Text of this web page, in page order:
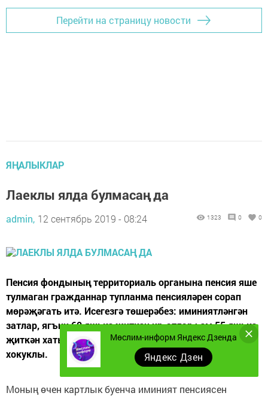
Перейти на страницу новости
ЯҢАЛЫКЛАР
Лаеклы ялда булмасаң да
admin, 12 сентябрь 2019 - 08:24 1323 0 0
Пенсия фондының территориаль органына пенсия яше
тулмаган гражданнар тупланма пенсияләрен сорап
мөрәҗәгать итә. Исегезгә төшерәбез: иминиятләнгән
затлар, ягъни 60 яшькә җиткән ир-атлар һәм 55 яшькә
җиткән хатын-кызлар, тупланма пенсияне алырга
хокуклы.
Моның өчен картлык буенча иминият пенсиясен
Мөслим-информ Яндекс Дзенда
Яндекс Дзен